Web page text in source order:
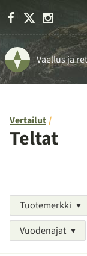
Facebook
Vaellus ja
Vertailut
Teltat
Tuotemerkki
Vuodenajat